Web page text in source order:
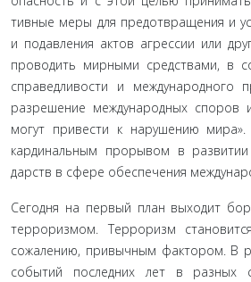
тивные меры для предотвращения и
и подавления актов агрессии или
проводить мирными средствами, в
справедливости и международного
разрешение международных споров
могут привести к нарушению
кардинальным прорывом в развитии
дарств в сфере обеспечения
Сегодня на первый план выходит
терроризмом. Терроризм
сожалению, привычным фактором. В
событий последних лет в разных